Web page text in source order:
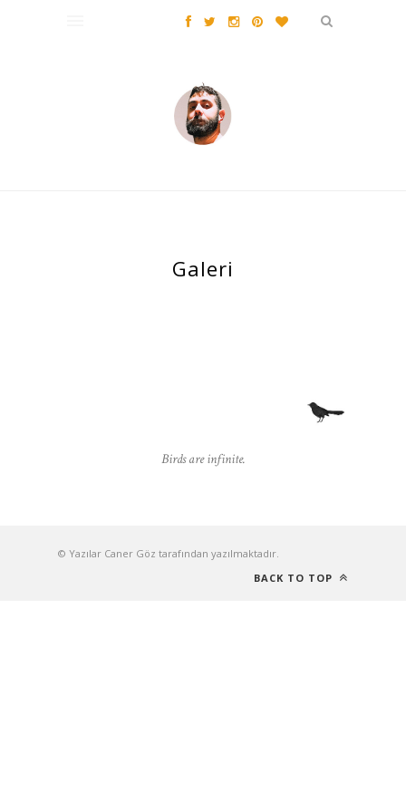
Galeri
Birds are infinite.
© Yazılar Caner Göz tarafından yazılmaktadır.
BACK TO TOP